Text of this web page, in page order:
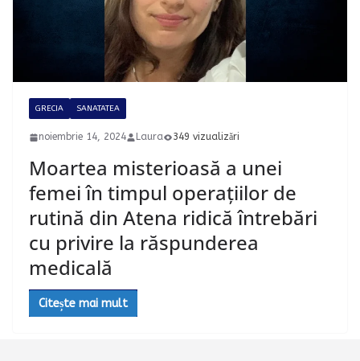
GRECIA SANATATEA
noiembrie 14, 2024 Laura 349 vizualizări
Moartea misterioasă a unei
femei în timpul operațiilor de
rutină din Atena ridică întrebări
cu privire la răspunderea
medicală
Citește mai mult